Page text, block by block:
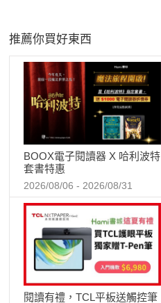
推薦你買好東西
BOOX電子閱讀器 X 哈利波特
套書特惠
2026/08/06 - 2026/08/31
閱讀有禮，TCL平板送觸控筆